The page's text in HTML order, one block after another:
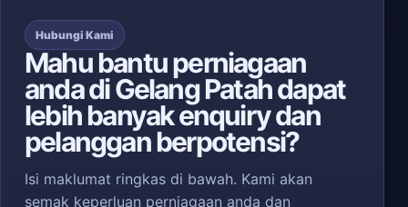
Hubungi Kami
Mahu bantu perniagaan
anda di Gelang Patah dapat
lebih banyak enquiry dan
pelanggan berpotensi?
Isi maklumat ringkas di bawah. Kami akan
semak keperluan perniagaan anda dan